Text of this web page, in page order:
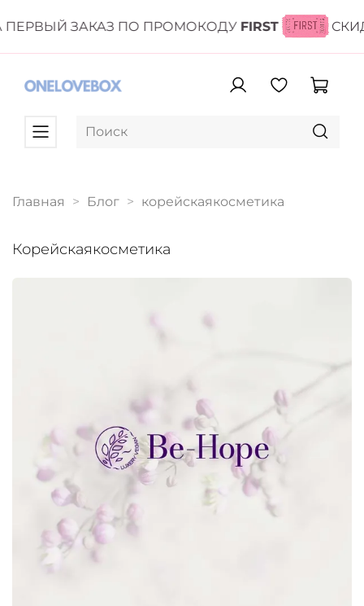
ЗАКАЗ ПО ПРОМОКОДУFIRST
Главная Блог корейскаякосметика
корейскаякосметика